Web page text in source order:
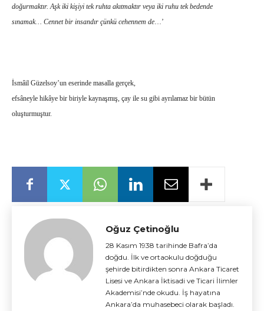
doğurmaktır. Aşk iki kişiyi tek ruhta akıtmaktır veya iki ruhu tek bedende
sınamak… Cennet bir insandır çünkü cehennem de…’
İsmâil Güzelsoy’un eserinde masalla gerçek,
efsâneyle hikâye bir biriyle kaynaşmış, çay ile su gibi ayrılamaz bir bütün
oluşturmuştur.
Oğuz Çetinoğlu
28 Kasım 1938 tarihinde Bafra’da
doğdu. İlk ve ortaokulu doğduğu
şehirde bitirdikten sonra Ankara Ticaret
Lisesi ve Ankara İktisadi ve Ticari İlimler
Akademisi’nde okudu. İş hayatına
Ankara’da muhasebeci olarak başladı.